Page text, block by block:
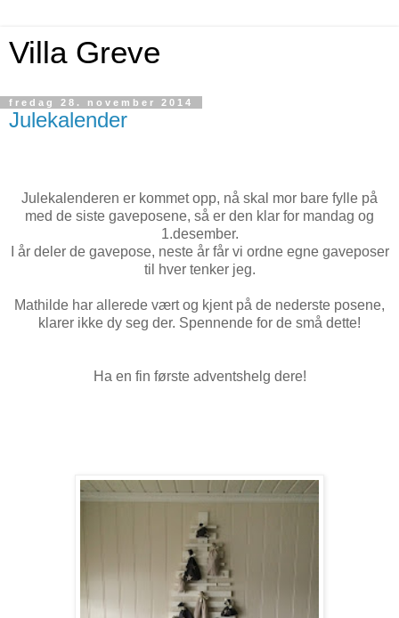
Villa Greve
fredag 28. november 2014
Julekalender
Julekalenderen er kommet opp, nå skal mor bare fylle på
med de siste gaveposene, så er den klar for mandag og
1.desember.
I år deler de gavepose, neste år får vi ordne egne gaveposer
til hver tenker jeg.
Mathilde har allerede vært og kjent på de nederste posene,
klarer ikke dy seg der. Spennende for de små dette!
Ha en fin første adventshelg dere!